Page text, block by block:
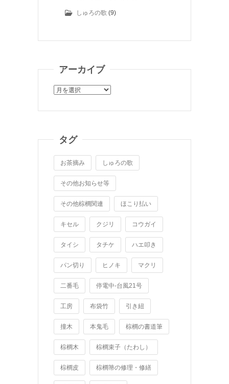
しゅろの歌 (9)
アーカイブ
ア
カ
タグ
お茶摘み しゅろの歌
その他お知らせ等
その他棕櫚関連 ほこり払い
キセル クジリ コウガイ
タイシ タチケ ハエ叩き
パン切り ヒノキ マクリ
二番毛 停電中-台風21号
工房 布袋竹 引き紐
撞木 本鬼毛 棕櫚の書道筆
棕櫚木 棕櫚束子（たわし）
棕櫚皮 棕櫚箒の修理・修繕